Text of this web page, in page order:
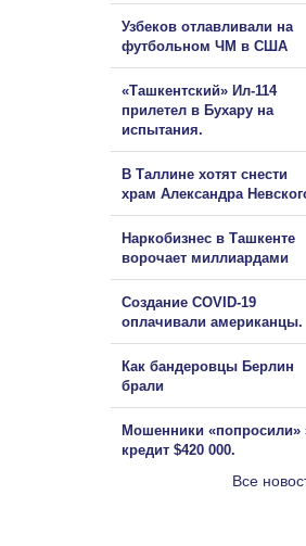
Узбеков отлавливали на
футбольном ЧМ в США
«Ташкентский» Ил-114
прилетел в Бухару на
испытания.
В Таллине хотят снести
храм Александра
Наркобизнес в Ташкенте
ворочает миллиардами
Создание COVID-19
оплачивали американцы.
Как бандеровцы Берлин
брали
Мошенники «попросили»
кредит $420 000.
Все